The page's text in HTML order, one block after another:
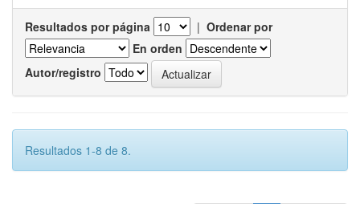
Resultados por página | Ordenar por
En orden
Autor/registro
Resultados 1-8 de 8.